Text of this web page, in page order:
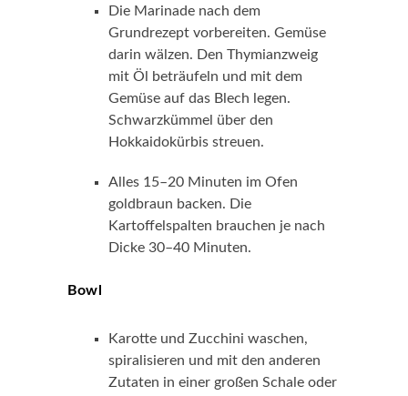
Die Marinade nach dem
Grundrezept vorbereiten. Gemüse
darin wälzen. Den Thymianzweig
mit Öl beträufeln und mit dem
Gemüse auf das Blech legen.
Schwarzkümmel über den
Hokkaidokürbis streuen.
Alles 15–20 Minuten im Ofen
goldbraun backen. Die
Kartoffelspalten brauchen je nach
Dicke 30–40 Minuten.
Bowl
Karotte und Zucchini waschen,
spiralisieren und mit den anderen
Zutaten in einer großen Schale oder